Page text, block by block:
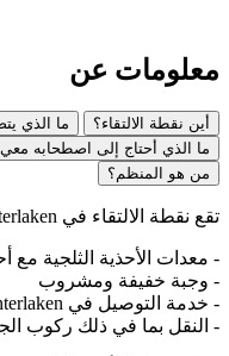
معلومات عن
أين نقطة الالتقاء؟ ما الذي
ما الذي أحتاج إلى اصطحابه
من هو المنظم؟
تقع نقطة الالتقاء في Interlaken.
- معدات الأحذية الثلجية مع
- وجبة خفيفة ومشروب
- خدمة التوصيل في Interlaken وما حولها
- النقل بما في ذلك ركوب